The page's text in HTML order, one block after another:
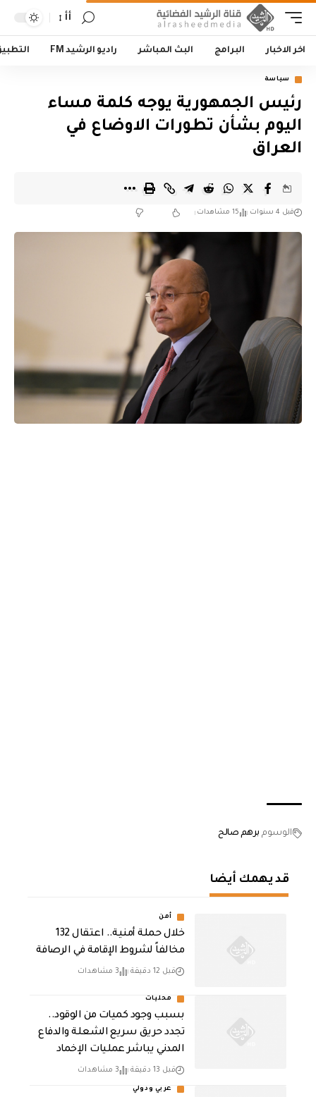
أأ
اخر الاخبار البرامج البث المباشر راديو الرشيد FM
سياسة
رئيس الجمهورية يوجه كلمة مساء
اليوم بشأن تطورات الاوضاع في
العراق
قبل 4 سنوات 15 مشاهدات
الوسوم برهم صالح
قد يهمك أيضا
أمن
خلال حملة أمنية.. اعتقال 132
مخالفاً لشروط الإقامة في الرصافة
قبل 12 دقيقة 3 مشاهدات
محليات
بسبب وجود كميات من الوقود..
تجدد حريق سريع الشعلة والدفاع
المدني يباشر عمليات الإخماد
قبل 13 دقيقة 3 مشاهدات
عربي ودولي